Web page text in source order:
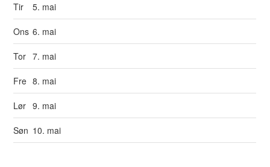
Tir 5. mai
Ons 6. mai
Tor 7. mai
Fre 8. mai
Lør 9. mai
Søn 10. mai